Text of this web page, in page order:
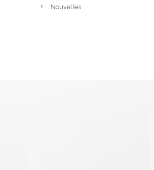
Nouvelles